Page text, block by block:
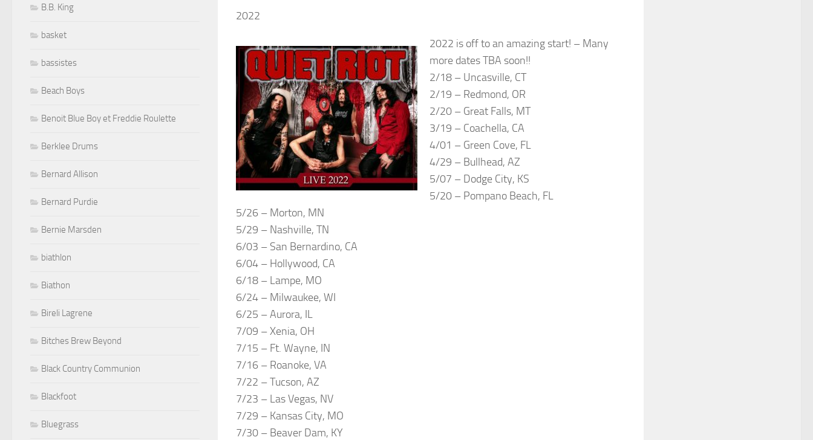
2022
2022 is off to an amazing start! – Many
more dates TBA soon!!
2/18 – Uncasville, CT
2/19 – Redmond, OR
2/20 – Great Falls, MT
3/19 – Coachella, CA
4/01 – Green Cove, FL
4/29 – Bullhead, AZ
5/07 – Dodge City, KS
5/20 – Pompano Beach, FL
5/26 – Morton, MN
5/29 – Nashville, TN
6/03 – San Bernardino, CA
6/04 – Hollywood, CA
6/18 – Lampe, MO
6/24 – Milwaukee, WI
6/25 – Aurora, IL
7/09 – Xenia, OH
7/15 – Ft. Wayne, IN
7/16 – Roanoke, VA
7/22 – Tucson, AZ
7/23 – Las Vegas, NV
7/29 – Kansas City, MO
7/30 – Beaver Dam, KY
B.B. King
basket
bassistes
Beach Boys
Benoit Blue Boy et Freddie Roulette
Berklee Drums
Bernard Allison
Bernard Purdie
Bernie Marsden
biathlon
Biathon
Bireli Lagrene
Bitches Brew Beyond
Black Country Communion
Blackfoot
Bluegrass